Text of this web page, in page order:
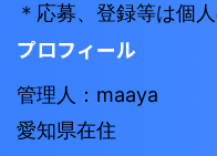
＊応募、登録等は個
プロフィール
管理人：maaya
愛知県在住